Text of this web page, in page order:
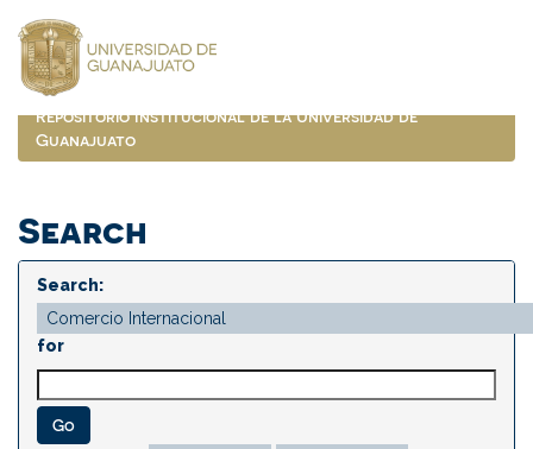
navigation
Repositorio Institucional de la Universidad de
Guanajuato
Search
Search:
for